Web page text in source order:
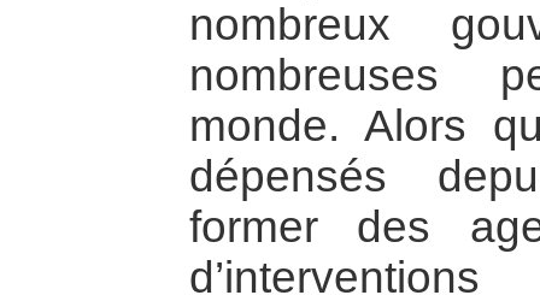
nombreux
nombreuses
monde. Alors
dépensés
former des